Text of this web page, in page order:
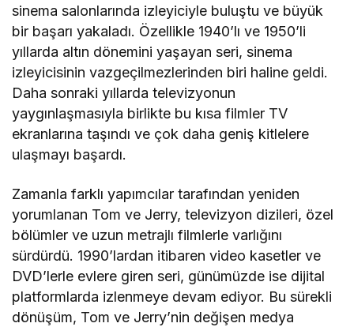
sinema salonlarında izleyiciyle buluştu ve büyük
bir başarı yakaladı. Özellikle 1940’lı ve 1950’li
yıllarda altın dönemini yaşayan seri, sinema
izleyicisinin vazgeçilmezlerinden biri haline geldi.
Daha sonraki yıllarda televizyonun
yaygınlaşmasıyla birlikte bu kısa filmler TV
ekranlarına taşındı ve çok daha geniş kitlelere
ulaşmayı başardı.
Zamanla farklı yapımcılar tarafından yeniden
yorumlanan Tom ve Jerry, televizyon dizileri, özel
bölümler ve uzun metrajlı filmlerle varlığını
sürdürdü. 1990’lardan itibaren video kasetler ve
DVD’lerle evlere giren seri, günümüzde ise dijital
platformlarda izlenmeye devam ediyor. Bu sürekli
dönüşüm, Tom ve Jerry’nin değişen medya